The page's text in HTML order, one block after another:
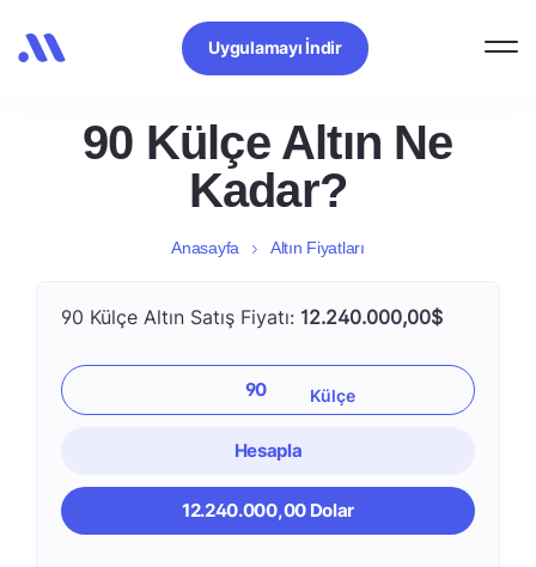
Uygulamayı İndir
90 Külçe Altın Ne
Kadar?
Anasayfa Altın Fiyatları
90 Külçe Altın Satış Fiyatı: 12.240.000,00$
Hesapla
12.240.000,00 Dolar